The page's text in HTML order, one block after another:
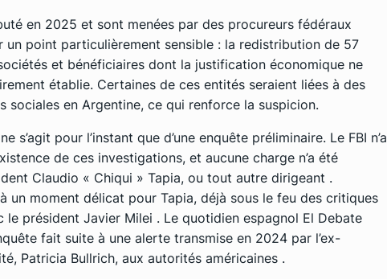
en 2025 et sont menées par des procureurs fédéraux
un point particulièrement sensible : la redistribution de 57
et bénéficiaires dont la justification économique ne
établie. Certaines de ces entités seraient liées à des
sociales en Argentine, ce qui renforce la suspicion.
s’agit pour l’instant que d’une enquête préliminaire. Le FBI n’a
de ces investigations, et aucune charge n’a été
Claudio « Chiqui » Tapia, ou tout autre dirigeant .
un moment délicat pour Tapia, déjà sous le feu des critiques
président Javier Milei . Le quotidien espagnol El Debate
fait suite à une alerte transmise en 2024 par l’ex-
Patricia Bullrich, aux autorités américaines .